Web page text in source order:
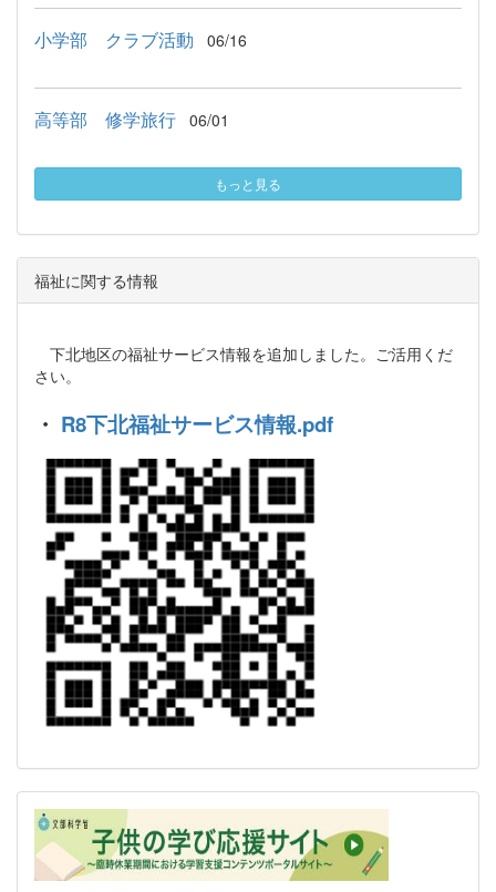
小学部 クラブ活動 06/16
高等部 修学旅行 06/01
もっと見る
福祉に関する情報
下北地区の福祉サービス情報を追加しました。ご活用くだ
さい。
・ R8下北福祉サービス情報.pdf